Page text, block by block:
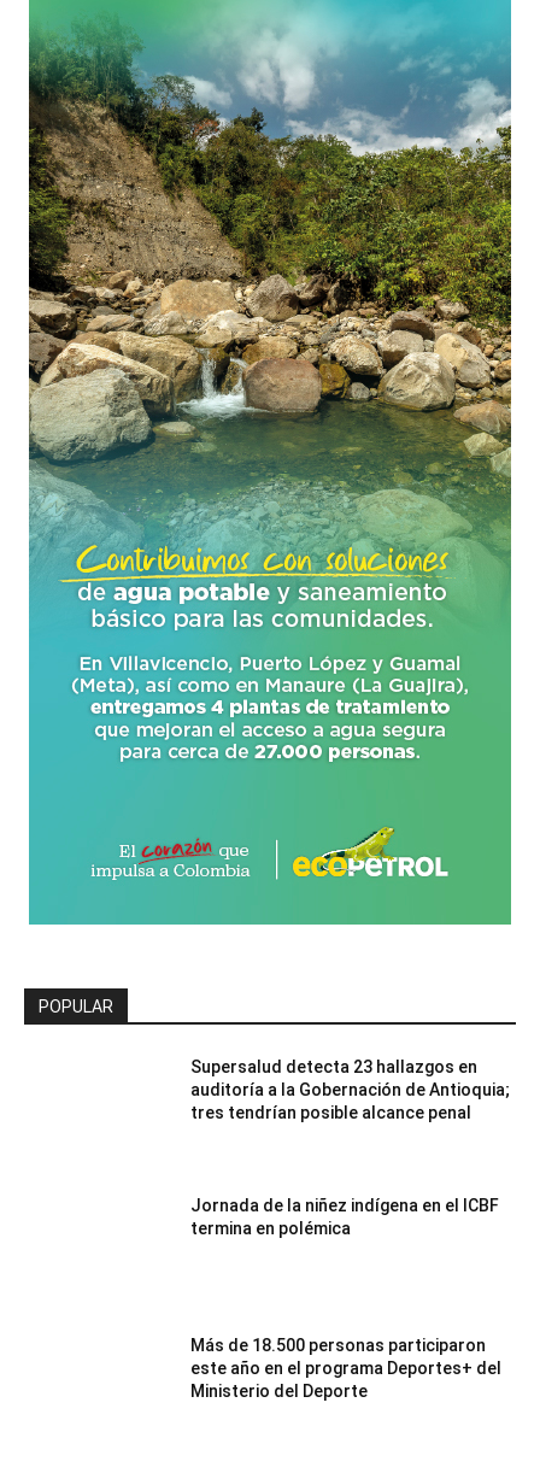
POPULAR
Supersalud detecta 23 hallazgos en
auditoría a la Gobernación de Antioquia;
tres tendrían posible alcance penal
Jornada de la niñez indígena en el ICBF
termina en polémica
Más de 18.500 personas participaron
este año en el programa Deportes+ del
Ministerio del Deporte